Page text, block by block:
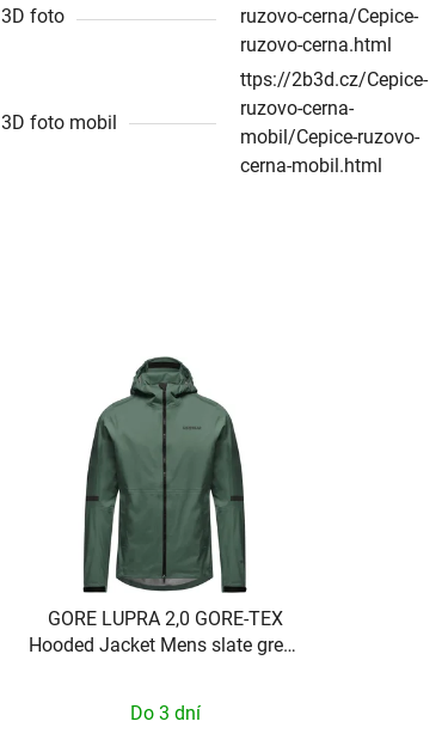
3D foto
ruzovo-cerna/Cepice-
ruzovo-cerna.html
3D foto mobil
ttps://2b3d.cz/Cepice-
ruzovo-cerna-
mobil/Cepice-ruzovo-
cerna-mobil.html
GORE LUPRA 2,0 GORE-TEX
Hooded Jacket Mens slate green
Do 3 dní